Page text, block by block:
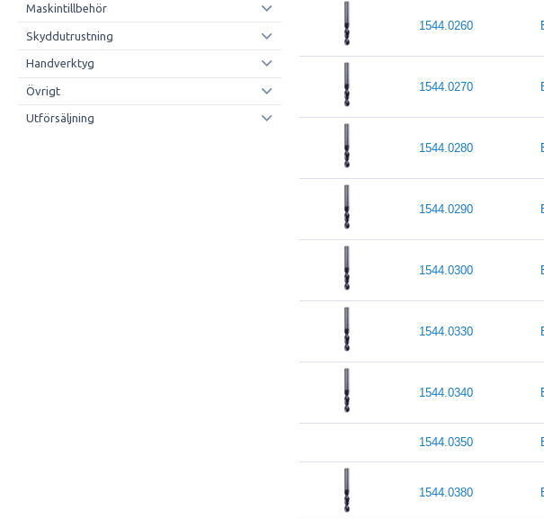
Maskintillbehör
Skyddutrustning
Handverktyg
Övrigt
Utförsäljning
1544.0260
1544.0270
1544.0280
1544.0290
1544.0300
1544.0330
1544.0340
1544.0350
1544.0380